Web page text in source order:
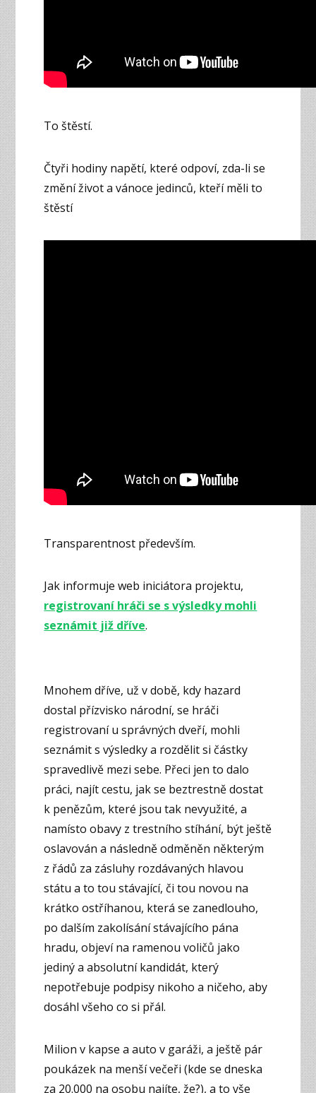
To štěstí.
Čtyři hodiny napětí, které odpoví, zda-li se
změní život a vánoce jedinců, kteří měli to
štěstí
Transparentnost především.
Jak informuje web iniciátora projektu,
registrovaní hráči se s výsledky mohli
seznámit již dříve.
Mnohem dříve, už v době, kdy hazard
dostal přízvisko národní, se hráči
registrovaní u správných dveří, mohli
seznámit s výsledky a rozdělit si částky
spravedlivě mezi sebe. Přeci jen to dalo
práci, najít cestu, jak se beztrestně dostat
k penězům, které jsou tak nevyužité, a
namísto obavy z trestního stíhání, být ještě
oslavován a následně odměněn některým
z řádů za zásluhy rozdávaných hlavou
státu a to tou stávající, či tou novou na
krátko ostříhanou, která se zanedlouho,
po dalším zakolísání stávajícího pána
hradu, objeví na ramenou voličů jako
jediný a absolutní kandidát, který
nepotřebuje podpisy nikoho a ničeho, aby
dosáhl všeho co si přál.
Milion v kapse a auto v garáži, a ještě pár
poukázek na menší večeři (kde se dneska
za 20.000 na osobu najíte, že?), a to vše